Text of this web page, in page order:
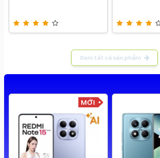
Xem tất cả sản phẩm
MỚI